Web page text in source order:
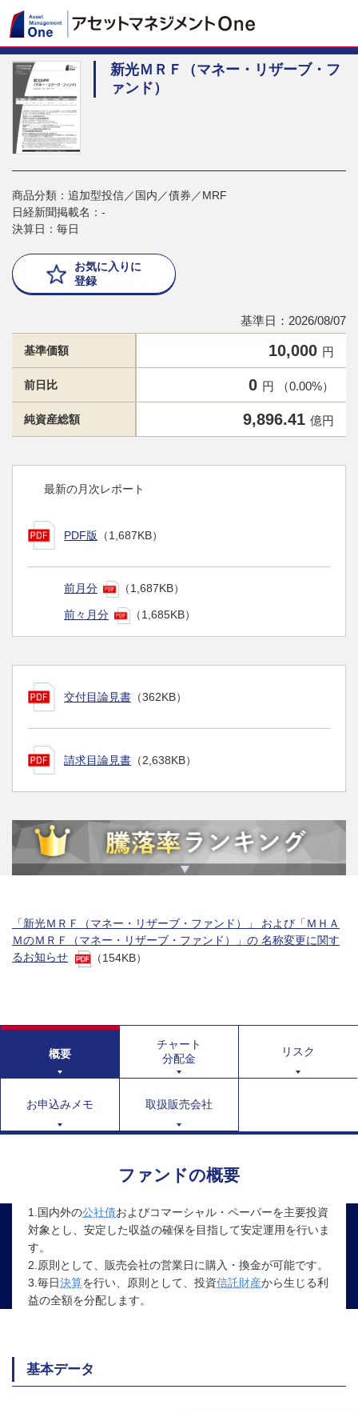
新光ＭＲＦ（マネー・リザーブ・フ
ァンド）
商品分類：追加型投信／国内／債券／MRF
日経新聞掲載名：-
決算日：毎日
お気に入りに
登録
基準日：2026/08/07
基準価額 10,000 円
前日比 0 円 （0.00%）
純資産総額 9,896.41 億円
最新の月次レポート
PDF版 （1,687KB）
前月分 （1,687KB）
前々月分 （1,685KB）
交付目論見書 （362KB）
請求目論見書 （2,638KB）
「新光ＭＲＦ（マネー・リザーブ・ファンド）」 および「ＭＨＡ
ＭのＭＲＦ（マネー・リザーブ・ファンド）」の 名称変更に関す
るお知らせ
（154KB）
概要
チャート
分配金
リスク
お申込みメモ 取扱販売会社
ファンドの概要
1.国内外の公社債およびコマーシャル・ペーパーを主要投資
対象とし、安定した収益の確保を目指して安定運用を行いま
す。
2.原則として、販売会社の営業日に購入・換金が可能です。
3.毎日決算を行い、原則として、投資信託財産から生じる利
益の全額を分配します。
基本データ